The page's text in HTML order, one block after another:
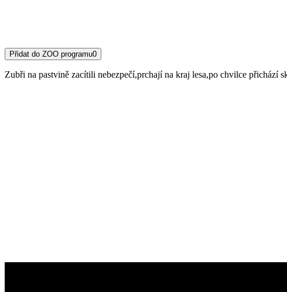
Přidat do ZOO programu0
Zubři na pastvině zacítili nebezpečí,prchají na kraj lesa,po chvilce